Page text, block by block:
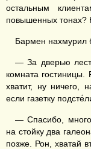
остальным
повышенных тонах?
Бармен нахмурил
— За дверью
комната гостиницы.
хватит, ну ничего,
если газетку
— Спасибо,
на стойку два
позже. Рон, хватай